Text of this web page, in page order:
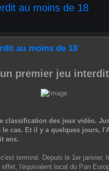
au moins de 18
au moins de 18
premier jeu
classification des jeux vidéo.
cas. Et il y a quelques jours,
ans.
terminé. Depuis le 1er
l'équivalent local du Pan